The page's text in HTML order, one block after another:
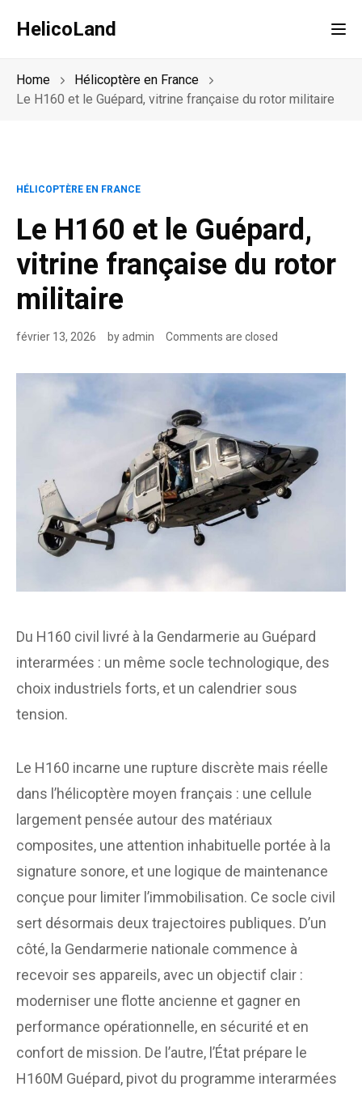
HelicoLand
Home
Hélicoptère en France
Le H160 et le Guépard, vitrine française du rotor militaire
HÉLICOPTÈRE EN FRANCE
Le H160 et le Guépard,
vitrine française du rotor
militaire
février 13, 2026 byadmin Comments are closed
Du H160 civil livré à la Gendarmerie au Guépard
interarmées : un même socle technologique, des
choix industriels forts, et un calendrier sous
tension.
Le H160 incarne une rupture discrète mais réelle
dans l’hélicoptère moyen français : une cellule
largement pensée autour des matériaux
composites, une attention inhabituelle portée à la
signature sonore, et une logique de maintenance
conçue pour limiter l’immobilisation. Ce socle civil
sert désormais deux trajectoires publiques. D’un
côté, la Gendarmerie nationale commence à
recevoir ses appareils, avec un objectif clair :
moderniser une flotte ancienne et gagner en
performance opérationnelle, en sécurité et en
confort de mission. De l’autre, l’État prépare le
H160M Guépard, pivot du programme interarmées